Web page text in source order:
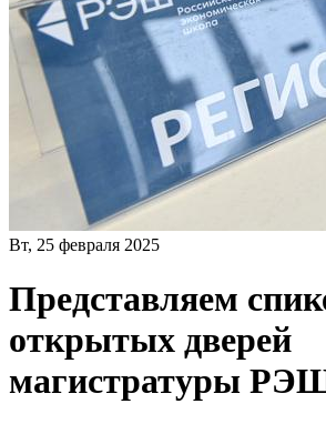
Вт, 25 февраля 2025
Представляем
открытых дверей
магистратуры